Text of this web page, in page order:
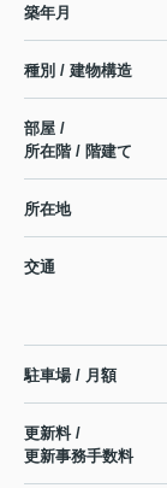
築年月
種別 / 建物構造
部屋 /
所在階 / 階建て
所在地
交通
駐車場 / 月額
更新料 /
更新事務手数料